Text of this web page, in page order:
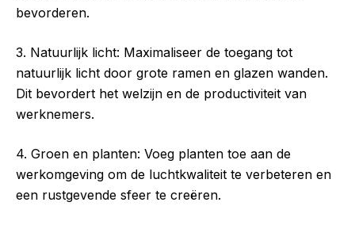
bevorderen.
3. Natuurlijk licht: Maximaliseer de toegang tot
natuurlijk licht door grote ramen en glazen wanden.
Dit bevordert het welzijn en de productiviteit van
werknemers.
4. Groen en planten: Voeg planten toe aan de
werkomgeving om de luchtkwaliteit te verbeteren en
een rustgevende sfeer te creëren.